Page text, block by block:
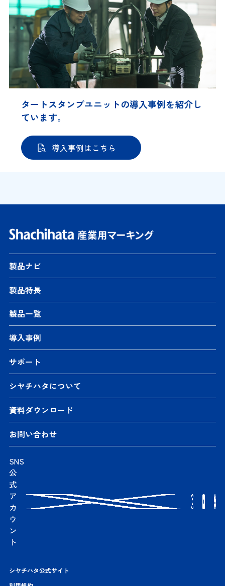
タートスタンプユニットの導入事例を紹介し
ています。
導入事例はこちら
製品ナビ
製品特長
製品一覧
導入事例
サポート
シヤチハタについて
資料ダウンロード
お問い合わせ
SNS
公
式
ア
カ
ウ
ン
ト
シヤチハタ公式サイト